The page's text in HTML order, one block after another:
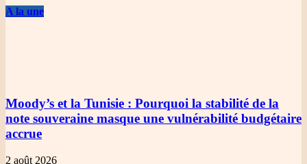
A la une
Moody’s et la Tunisie : Pourquoi la stabilité de la
note souveraine masque une vulnérabilité budgétaire
accrue
2 août 2026